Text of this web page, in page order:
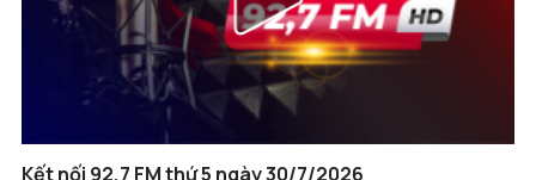
Kết nối 92,7 FM thứ 5 ngày 30/7/2026